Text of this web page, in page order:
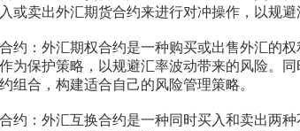
或卖出外汇期货合约来进行对冲操作，以规避
：外汇期权合约是一种购买或出售外汇的权
为保护策略，以规避汇率波动带来的风险。
组合，构建适合自己的风险管理策略。
：外汇互换合约是一种同时买入和卖出两种